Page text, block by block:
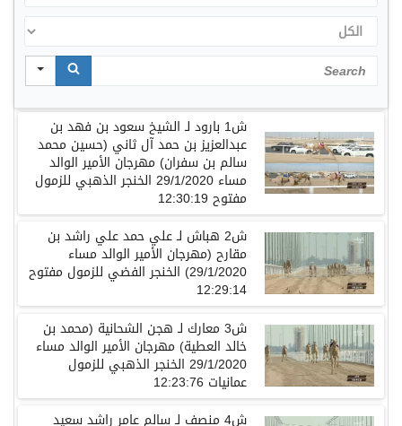
الكل
Search
ش1 بارود لـ الشيخ سعود بن فهد بن
عبدالعزيز بن حمد آل ثاني (حسين محمد
سالم بن سفران) مهرجان الأمير الوالد
مساء 29/1/2020 الخنجر الذهبي للزمول
مفتوح 12:30:19
ش2 هباش لـ علي حمد علي راشد بن
مقارح (مهرجان الأمير الوالد مساء
29/1/2020) الخنجر الفضي للزمول مفتوح
12:29:14
ش3 معارك لـ هجن الشحانية (محمد بن
خالد العطية) مهرجان الأمير الوالد مساء
29/1/2020 الخنجر الذهبي للزمول
عمانيات 12:23:76
ش4 منصف لـ سالم عامر راشد سعيد